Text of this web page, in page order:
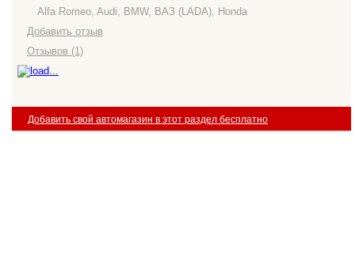
Alfa Romeo, Audi, BMW, ВАЗ (LADA), Honda
Добавить отзыв
Отзывов (1)
Добавить свой автомагазин в этот раздел бесплатно